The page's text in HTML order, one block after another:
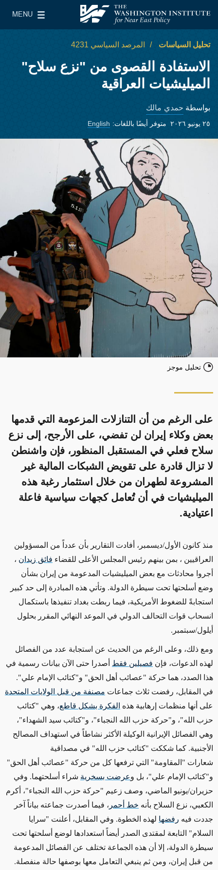
معهد واشنطن لسياسات الشرق الأدنى
MENU
Main Menu
تحليل السياسات المرصد السياسي 4231
الاستفادة القصوى من "نزع سلاح"
الميليشيات العراقية
بواسطة حمدي مالك
٢٥ يونيو ٢٠٢٦ متوفر أيضًا باللغات: English
تحليل موجز
على الرغم من أن التنازلات المزعومة التي قدمها
بعض وكلاء إيران لن تفضي، على الأرجح، إلى نزع
سلاح فعلي في المستقبل المنظور، فإن واشنطن
لا تزال قادرة على تقويض الشبكات المالية غير
المشروعة لطهران من خلال استثمار رغبة هذه
الميليشيات في أن تُعامل كجهات سياسية فاعلة
اعتيادية.
منذ كانون الأول/ديسمبر، أفادت التقارير بأن عدداً من المسؤولين
العراقيين ، بمن بينهم رئيس المجلس الأعلى للقضاء فائق زيدان ،
أجروا محادثات مع بعض الميليشيات المدعومة من إيران بشأن
وضع أسلحتها تحت سيطرة الدولة. وتأتي هذه المبادرة إلى حد كبير
استجابةً للضغوط الأمريكية، فيما ربطت بغداد تنفيذها باستكمال
انسحاب قوات التحالف الدولي في الموعد النهائي المقرر بحلول
أيلول/سبتمبر .
ومع ذلك، وعلى الرغم من الحديث عن استجابة عدد من الفصائل
لهذه الدعوات، فإن فصيلين فقط أصدرا حتى الآن بيانات رسمية في
هذا الصدد، هما حركة "عصائب أهل الحق" و"كتائب الإمام علي".
في المقابل، رفضت ثلاث جماعات مصنفة من قبل الولايات المتحدة
على أنها منظمات إرهابية هذه الفكرة بشكل قاطع، وهي "كتائب
حزب الله"، و"حركة حزب الله النجباء"، و"كتائب سيد الشهداء"،
وهي الفصائل الإيرانية الوكيلة الأكثر نشاطاً في استهداف المصالح
الأجنبية. كما شككت "كتائب حزب الله" في مصداقية
شعارات " المقاومة" التي ترفعها كل من حركة "عصائب أهل الحق"
و"كتائب الإمام علي"، بل وعرضت بسخرية شراء أسلحتهما. وفي
حزيران/يونيو الماضي، وصف زعيم "حركة حزب الله النجباء"، أكرم
الكعبي، نزع السلاح بأنه خط أحمر ، فيما أصدرت جماعته بياناً آخر
جددت فيه رفضها لهذه الخطوة. وفي المقابل، أعلنت "سرايا
السلام" التابعة لمقتدى الصدر أيضاً استعدادها لوضع أسلحتها تحت
سيطرة الدولة، إلا أن هذه الجماعة تختلف عن الفصائل المدعومة
من قبل إيران، ومن ثم ينبغي التعامل معها بوصفها حالة منفصلة.